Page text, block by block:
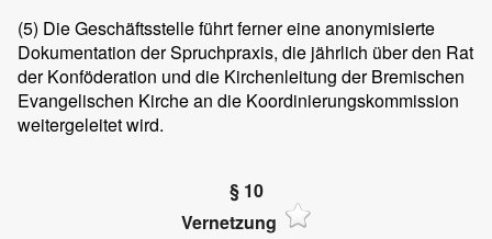
(5) Die Geschäftsstelle führt ferner eine anonymisierte
Dokumentation der Spruchpraxis, die jährlich über den Rat
der Konföderation und die Kirchenleitung der Bremischen
Evangelischen Kirche an die Koordinierungskommission
weitergeleitet wird.
§ 10
Vernetzung